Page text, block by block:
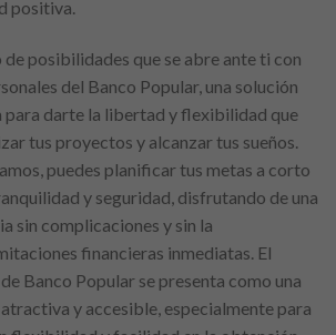
positiva.
de posibilidades que se abre ante ti con
del Banco Popular, una solución
para darte la libertad y flexibilidad que
tus proyectos y alcanzar tus sueños.
puedes planificar tus metas a corto
y seguridad, disfrutando de una
sin complicaciones y sin la
financieras inmediatas. El
Banco Popular se presenta como una
y accesible, especialmente para